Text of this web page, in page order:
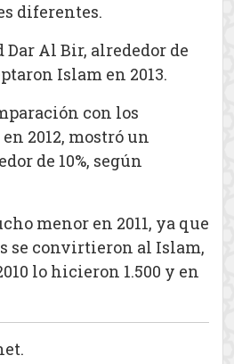
diferentes.
Dar Al Bir, alrededor de
Islam en 2013.
con los
2012, mostró un
de 10%, según
menor en 2011, ya que
se convirtieron al Islam,
lo hicieron 1.500 y en